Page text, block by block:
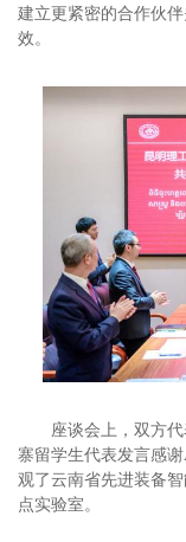
建立更紧密的合作伙
效。
座谈会上，双方
寨留学生代表发言感
观了云南省先进装备
点实验室。